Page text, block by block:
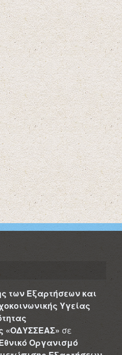
των Εξαρτήσεων και
Υγείας
«ΟΔΥΣΣΕΑΣ» σε
Οργανισμό